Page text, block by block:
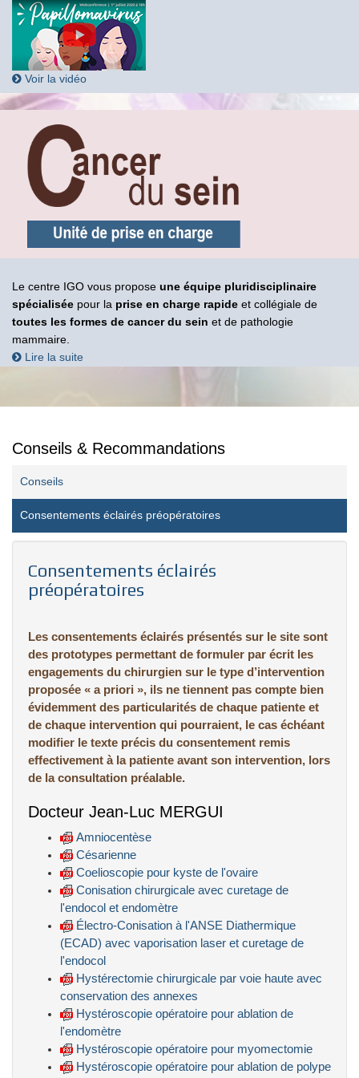
Voir la vidéo
Le centre IGO vous propose une équipe pluridisciplinaire
spécialisée pour la prise en charge rapide et collégiale de
toutes les formes de cancer du sein et de pathologie
mammaire.
Lire la suite
Conseils & Recommandations
Conseils
Consentements éclairés préopératoires
Consentements éclairés
préopératoires
Les consentements éclairés présentés sur le site sont
des prototypes permettant de formuler par écrit les
engagements du chirurgien sur le type d’intervention
proposée « a priori », ils ne tiennent pas compte bien
évidemment des particularités de chaque patiente et
de chaque intervention qui pourraient, le cas échéant
modifier le texte précis du consentement remis
effectivement à la patiente avant son intervention, lors
de la consultation préalable.
Docteur Jean-Luc MERGUI
Amniocentèse
Césarienne
Coelioscopie pour kyste de l'ovaire
Conisation chirurgicale avec curetage de
l'endocol et endomètre
Électro-Conisation à l'ANSE Diathermique
(ECAD) avec vaporisation laser et curetage de
l'endocol
Hystérectomie chirurgicale par voie haute avec
conservation des annexes
Hystéroscopie opératoire pour ablation de
l'endomètre
Hystéroscopie opératoire pour myomectomie
Hystéroscopie opératoire pour ablation de polype